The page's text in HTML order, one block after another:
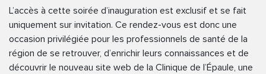
L’accès à cette soirée d’inauguration est exclusif et se fait
uniquement sur invitation. Ce rendez-vous est donc une
occasion privilégiée pour les professionnels de santé de la
région de se retrouver, d’enrichir leurs connaissances et de
découvrir le nouveau site web de la Clinique de l’Épaule, une